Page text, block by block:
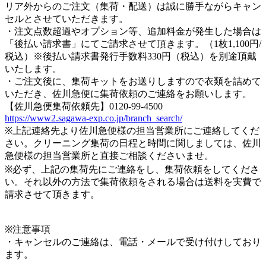
リア外からのご注文（集荷・配送）は誠に勝手ながらキャン
セルとさせていただきます。
・注文点数超過やオプション等、追加料金が発生した場合は
「後払い請求書」にてご請求させて頂きます。（1枚1,100円/
税込）※後払い請求書発行手数料330円（税込）を別途頂戴
いたします。
・ご注文後に、集荷キットをお送りしますので衣類を詰めて
いただき、佐川急便に集荷依頼のご連絡をお願いします。
【佐川急便集荷依頼先】0120-99-4500
https://www2.sagawa-exp.co.jp/branch_search/
※上記連絡先より佐川急便様の担当営業所にご連絡してくだ
さい。クリーニング集荷の日程と時間に関しましては、佐川
急便様の担当営業所と直接ご相談くださいませ。
※必ず、上記の集荷先にご連絡をし、集荷依頼をしてくださ
い。それ以外の方法で集荷依頼をされる場合は送料を実費で
請求させて頂きます。
※注意事項
・キャンセルのご連絡は、電話・メールで受け付けしており
ます。